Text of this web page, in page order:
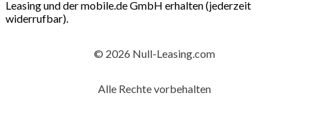
Leasing und der mobile.de GmbH erhalten (jederzeit
widerrufbar).
© 2026 Null-Leasing.com
Alle Rechte vorbehalten